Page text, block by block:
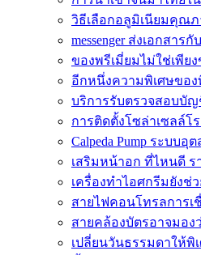
วิธีเลือกอลูมิเนียมคุณ
messenger ส่งเอกสา
ของพรีเมี่ยมไม่ใช่เพีย
อีกหนึ่งความพิเศษขอ
บริการรับตรวจสอบบัญ
การติดตั้งโซล่าเซลล์
Calpeda Pump ระบบ
เสริมหน้าอก ที่ไหนดี
เครื่องทำไอศกรีมยังช่
สายไฟคอนโทรลการ
สายคล้องบัตรอาจมอง
เปลี่ยนวันธรรมดาให้พิ